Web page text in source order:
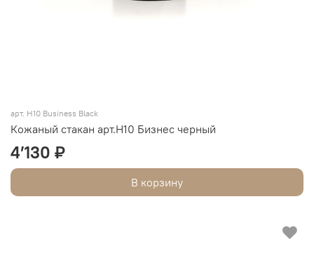
арт. H10 Business Black
Кожаный стакан арт.Н10 Бизнес черный
4’130 ₽
В корзину